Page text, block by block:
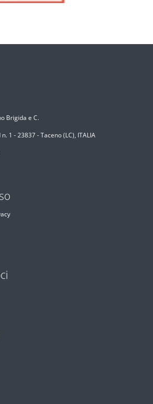
Brigida e C.
1 - 23837 - Taceno (LC), ITALIA